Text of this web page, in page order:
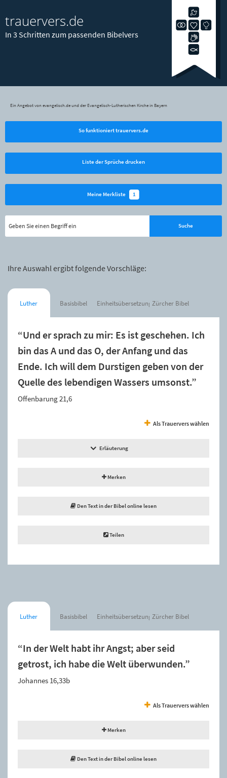
trauervers.de
In 3 Schritten zum passenden Bibelvers
Ein Angebot von evangelisch.de und der Evangelisch-Lutherischen Kirche in Bayern
So funktioniert trauervers.de
Liste der Sprüche drucken
Meine Merkliste 1
Ihre Auswahl ergibt folgende Vorschläge:
Luther Basisbibel Einheitsübersetzung Zürcher Bibel
“Und er sprach zu mir: Es ist geschehen. Ich
bin das A und das O, der Anfang und das
Ende. Ich will dem Durstigen geben von der
Quelle des lebendigen Wassers umsonst.”
Offenbarung 21,6
Als Trauervers wählen
Erläuterung
Merken
Den Text in der Bibel online lesen
Teilen
Luther Basisbibel Einheitsübersetzung Zürcher Bibel
“In der Welt habt ihr Angst; aber seid
getrost, ich habe die Welt überwunden.”
Johannes 16,33b
Als Trauervers wählen
Merken
Den Text in der Bibel online lesen